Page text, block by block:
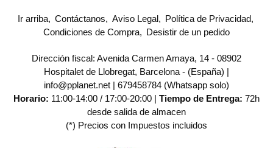
Ir arriba Contáctanos Aviso Legal
Política de Privacidad
Condiciones de Compra
Desistir de un pedido
Dirección fiscal: Avenida Carmen Amaya, 14 - 08902
Hospitalet de Llobregat, Barcelona - (España) |
info@pplanet.net | 679458784 (Whatsapp solo)
Horario: 11:00-14:00 / 17:00-20:00 | Tiempo de Entrega: 72h
desde salida de almacen
(*) Precios con Impuestos incluidos